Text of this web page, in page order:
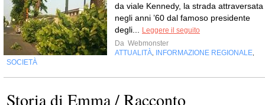
da viale Kennedy, la strada attraversata
negli anni ’60 dal famoso presidente
degli...
Leggere il seguito
Da Webmonster
ATTUALITÀ
INFORMAZIONE REGIONALE
SOCIETÀ
Storia di Emma / Racconto